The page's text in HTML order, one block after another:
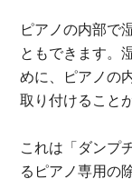
ピアノの内部で
ともできます。
めに、ピアノの
取り付けること
これは「ダンプ
るピアノ専用の